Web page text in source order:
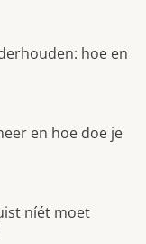
hoe en
en hoe doe je
níét moet